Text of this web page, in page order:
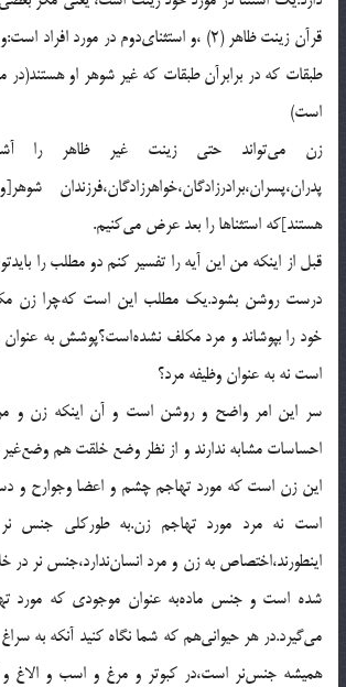
قرآن زینت ظاهر (2) ،و استثنای‌دوم در مورد
طبقات که در برابرآن طبقات که غیر شوهر او
است)
زن می‌تواند حتی زینت غیر ظاهر را
پدران،پسران،برادرزادگان،خواهرزادگان،فرزندان
هستند]که استثناها را بعد عرض می‌کنیم.
قبل از اینکه من این آیه را تفسیر کنم دو مطلب را
درست روشن بشود.یک مطلب این است که‌چرا زن
خود را بپوشاند و مرد مکلف نشده‌است؟پوشش به
است نه به عنوان وظیفه مرد؟
سر این امر واضح و روشن است و آن اینکه زن و
احساسات مشابه ندارند و از نظر وضع خلقت هم وضع‌غیر
این زن است که مورد تهاجم چشم و اعضا وجوارح و
است نه مرد مورد تهاجم زن.به طورکلی جنس
اینطورند،اختصاص به زن و مرد انسان‌ندارد،جنس نر در
شده است و جنس ماده‌به عنوان موجودی که مورد
می‌گیرد.در هر حیوانی‌هم که شما نگاه کنید آنکه به
همیشه جنس‌نر است،در کبوتر و مرغ و اسب و